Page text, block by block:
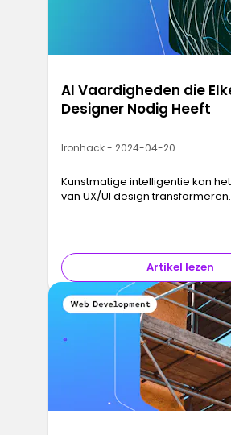
AI Vaardigheden die
Designer Nodig Heeft
Ironhack - 2024-04-20
Kunstmatige intelligentie kan
van UX/UI design transformeren.
Artikel lezen